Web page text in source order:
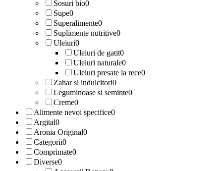
Sosuri bio0
Supe0
Superalimente0
Suplimente nutritive0
Uleiuri0
Uleiuri de gatit0
Uleiuri naturale0
Uleiuri presate la rece0
Zahar si indulcitori0
Leguminoase si seminte0
Creme0
Alimente nevoi specifice0
Argital0
Aronia Original0
Categorii0
Comprimate0
Diverse0